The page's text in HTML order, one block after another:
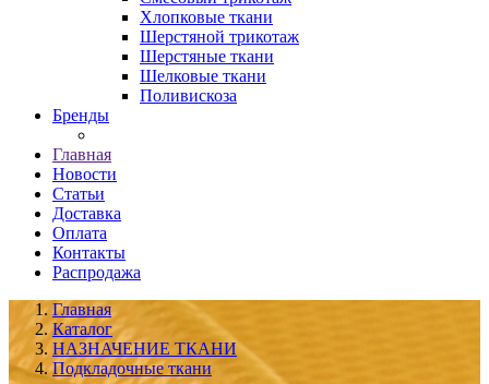
Хлопковые ткани
Шерстяной трикотаж
Шерстяные ткани
Шелковые ткани
Поливискоза
Бренды
Главная
Новости
Статьи
Доставка
Оплата
Контакты
Распродажа
Главная
Каталог
НАЗНАЧЕНИЕ ТКАНИ
Подкладочные ткани